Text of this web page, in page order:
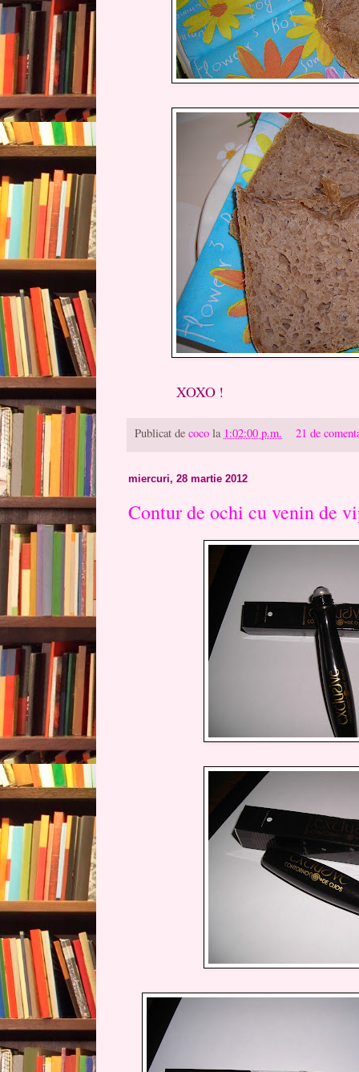
XOXO !
Publicat de coco la 1:02:00 p.m. 21 de
miercuri, 28 martie 2012
Contur de ochi cu venin de